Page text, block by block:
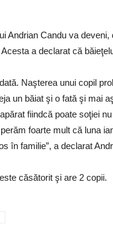
Andrian Candu va
a declarat că
Naşterea unui copil
un băiat şi o fată şi mai
fiindcă poate soţiei
foarte mult că luna
în familie”, a declarat
căsătorit şi are 2 copii.